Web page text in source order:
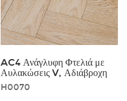
AC4 Ανάγλυφη Φτελιά με
Αυλακώσεις V, Αδιάβροχη
H0070